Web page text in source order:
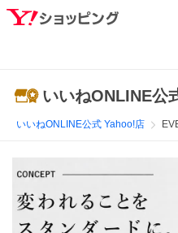
いいねONLINE公
いいねONLINE公式 Yahoo!店